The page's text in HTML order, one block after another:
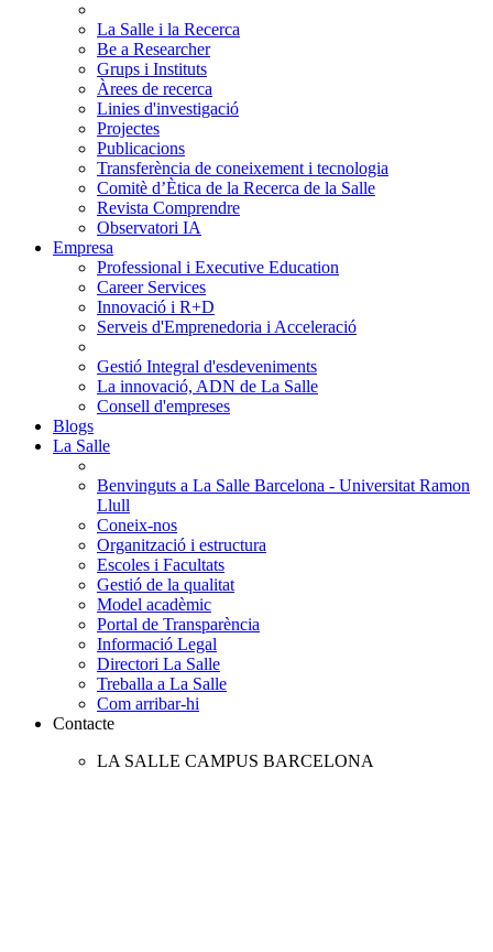
La Salle i la Recerca
Be a Researcher
Grups i Instituts
Àrees de recerca
Linies d'investigació
Projectes
Publicacions
Transferència de coneixement i tecnologia
Comitè d’Ètica de la Recerca de la Salle
Revista Comprendre
Observatori IA
Empresa
Professional i Executive Education
Career Services
Innovació i R+D
Serveis d'Emprenedoria i Acceleració
Gestió Integral d'esdeveniments
La innovació, ADN de La Salle
Consell d'empreses
Blogs
La Salle
Benvinguts a La Salle Barcelona - Universitat Ramon
Llull
Coneix-nos
Organització i estructura
Escoles i Facultats
Gestió de la qualitat
Model acadèmic
Portal de Transparència
Informació Legal
Directori La Salle
Treballa a La Salle
Com arribar-hi
Contacte
LA SALLE CAMPUS BARCELONA